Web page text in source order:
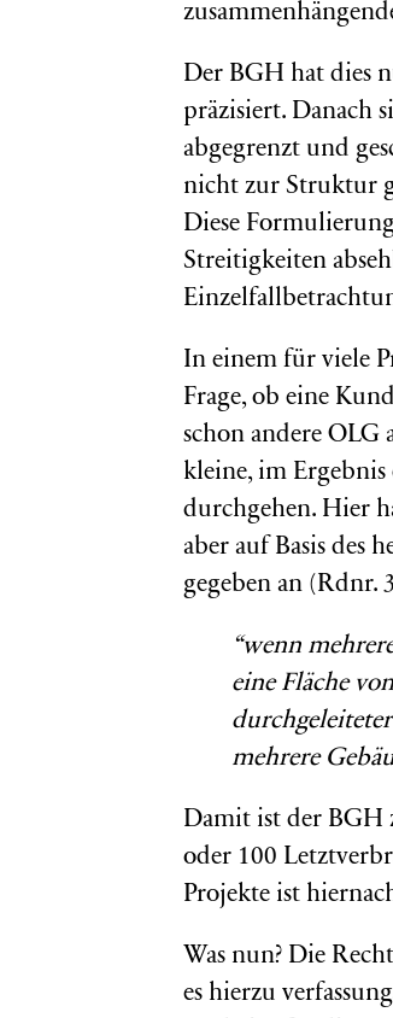
Der BGH hat dies
präzisiert. Danach
abgegrenzt und
nicht zur Struktur
Diese
Streitigkeiten
In einem für viele
Frage, ob eine
schon andere OLG
kleine, im
durchgehen. Hier
aber auf Basis des
gegeben an (Rdnr.
“wenn
eine Fläche
mehrere
Damit ist der BGH
oder 100
Projekte ist
Was nun? Die
es hierzu